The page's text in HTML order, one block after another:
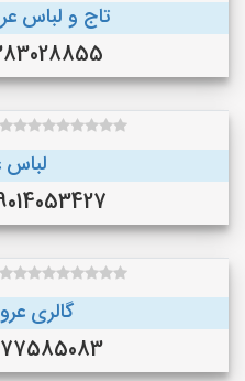
تاج و لباس
09383028855
09014053427 (بندر
گالری
09177585083